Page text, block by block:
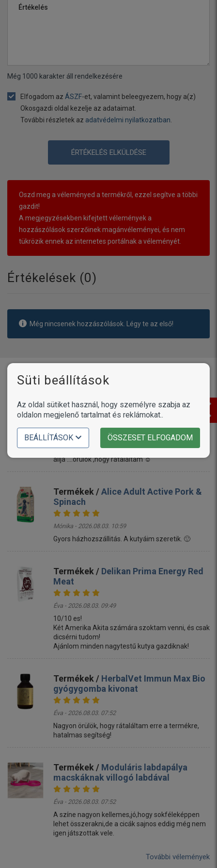
Értékelés
Még 1000 karakter áll rendelkezésére
Elfogadom az ÁSZF-et, valamint beleegyezem, hogy a(z)
Okosgazdi oldal kezelje az adataimat.
További részletek az adatvédelmi nyilatkozatban
ÉRTÉKELÉS ELKÜLDÉSE
Oszd meg a véleményed a termékről, ezzel segítve a többi
gazdit!
A megjegyzésekben kifejtett vélemények a
hozzászólások szerzőinek magánvéleményei, és nem
tükrözik ennek az internetes portálnak a véleményét.
Értékelések (0)
Még nincsenek hozzászólások. Légy te az első!
Vásárlóink írták
Termékek / Petosan ujjra húzható
fogtisztító kendő
Linda - 2026.08.03. 11:17
Mi a termékkel megvagyunk elégedve ,a kutyum is
állja ....örülök ,hogy rátaláltam ☺️
Termékek /Alice Adult Active Pork &
Spinach
Mónika - 2026.08.03. 10:59
Gyors házhozszállitás. A kutyáim szeretik. 🙂
Termékek / Delikan Prima Energy Red
Meat
Éva - 2026.08.03. 09:49
10/10 es!
Két Amerika Akita számára szoktam venni, és csak
dicsérni tudom!
Ajánlom minden nagytestű kutya gazdiknak!
Termékek / HerbalVet Immun Max Bio
gyógygomba kivonat
Éva - 2026.08.03. 07:52
Nagyon örülök, hogy rátaláltam erre a termékre,
hatalmas segítség!
Termékek / Moduláris labdapálya
macskáknak villogó labdával
Éva - 2026.08.03. 07:52
A színe nagyon kellemes,jó,hogy sokféleképpen
lehet összerakni,de a cicák sajnos eddig még nem
igen játszottak vele.
További vélemények
Süti beállítások
Az oldal sütiket használ, hogy személyre szabja az
oldalon megjelenő tartalmat és reklámokat..
BEÁLLÍTÁSOK ÖSSZESET ELFOGADOM